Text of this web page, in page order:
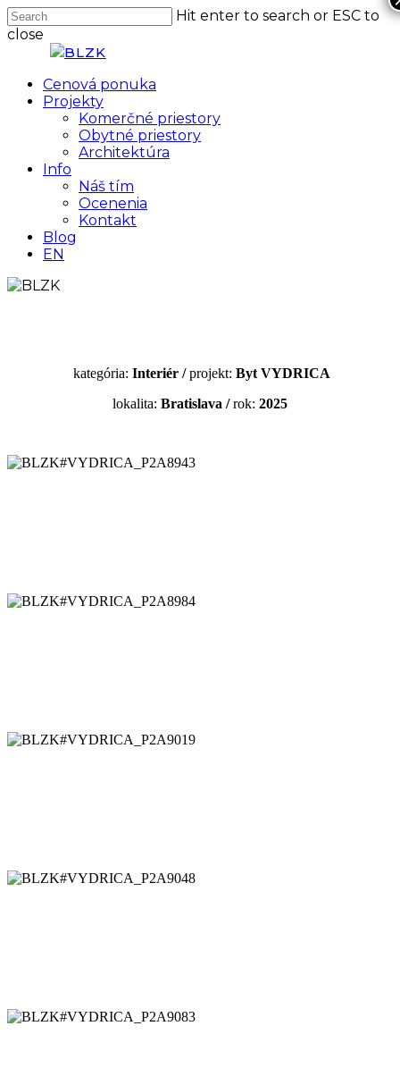
Skip
to
Hit enter to search or ESC to
close
MenuCenová ponuka
Projekty
Komerčné priestory
Obytné priestory
Architektúra
Info
Náš tím
Ocenenia
Kontakt
Blog
EN
kategória: Interiér /projekt: Byt VYDRICA
lokalita: Bratislava /rok: 2025